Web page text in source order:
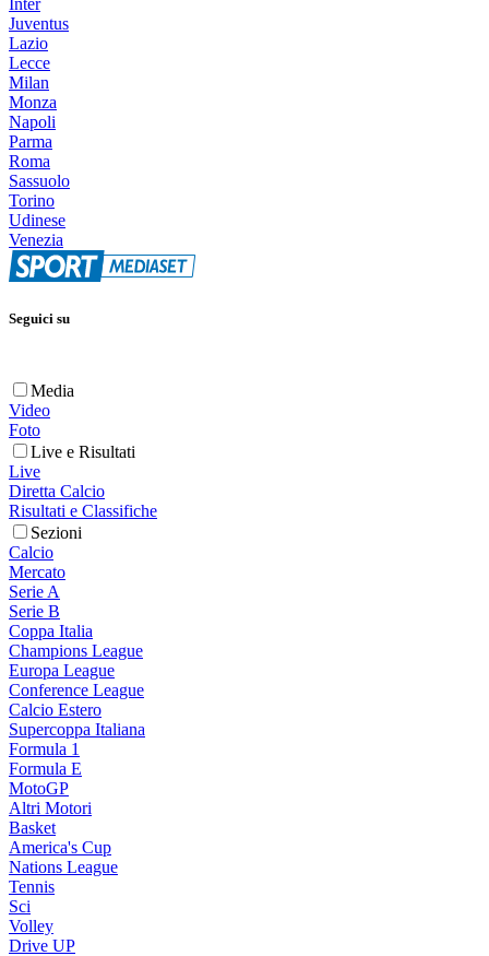
Inter
Juventus
Lazio
Lecce
Milan
Monza
Napoli
Parma
Roma
Sassuolo
Torino
Udinese
Venezia
Seguici su
Media
Video
Foto
Live e Risultati
Live
Diretta Calcio
Risultati e Classifiche
Sezioni
Calcio
Mercato
Serie A
Serie B
Coppa Italia
Champions League
Europa League
Conference League
Calcio Estero
Supercoppa Italiana
Formula 1
Formula E
MotoGP
Altri Motori
Basket
America's Cup
Nations League
Tennis
Sci
Volley
Drive UP